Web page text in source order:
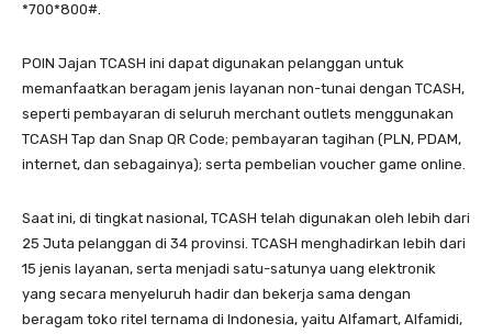
*700*800#.
POIN Jajan TCASH ini dapat digunakan pelanggan untuk
memanfaatkan beragam jenis layanan non-tunai dengan TCASH,
seperti pembayaran di seluruh merchant outlets menggunakan
TCASH Tap dan Snap QR Code; pembayaran tagihan (PLN, PDAM,
internet, dan sebagainya); serta pembelian voucher game online.
Saat ini, di tingkat nasional, TCASH telah digunakan oleh lebih dari
25 Juta pelanggan di 34 provinsi. TCASH menghadirkan lebih dari
15 jenis layanan, serta menjadi satu-satunya uang elektronik
yang secara menyeluruh hadir dan bekerja sama dengan
beragam toko ritel ternama di Indonesia, yaitu Alfamart, Alfamidi,